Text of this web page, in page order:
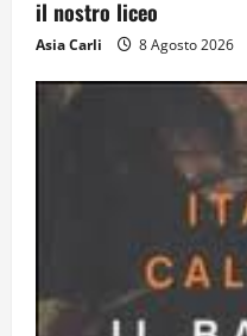
Dal
15
il nostro liceo
Asia Carli 8 Agosto 2026